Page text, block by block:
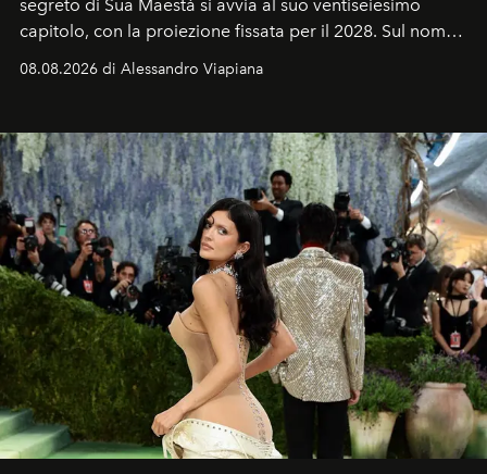
segreto di Sua Maestà si avvia al suo ventiseiesimo
capitolo, con la proiezione fissata per il 2028. Sul nome
Craig, però, regna ancora il più assoluto riserbo.
08.08.2026 di Alessandro Viapiana